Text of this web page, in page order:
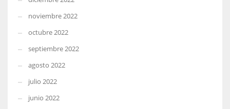
noviembre 2022
octubre 2022
septiembre 2022
agosto 2022
julio 2022
junio 2022